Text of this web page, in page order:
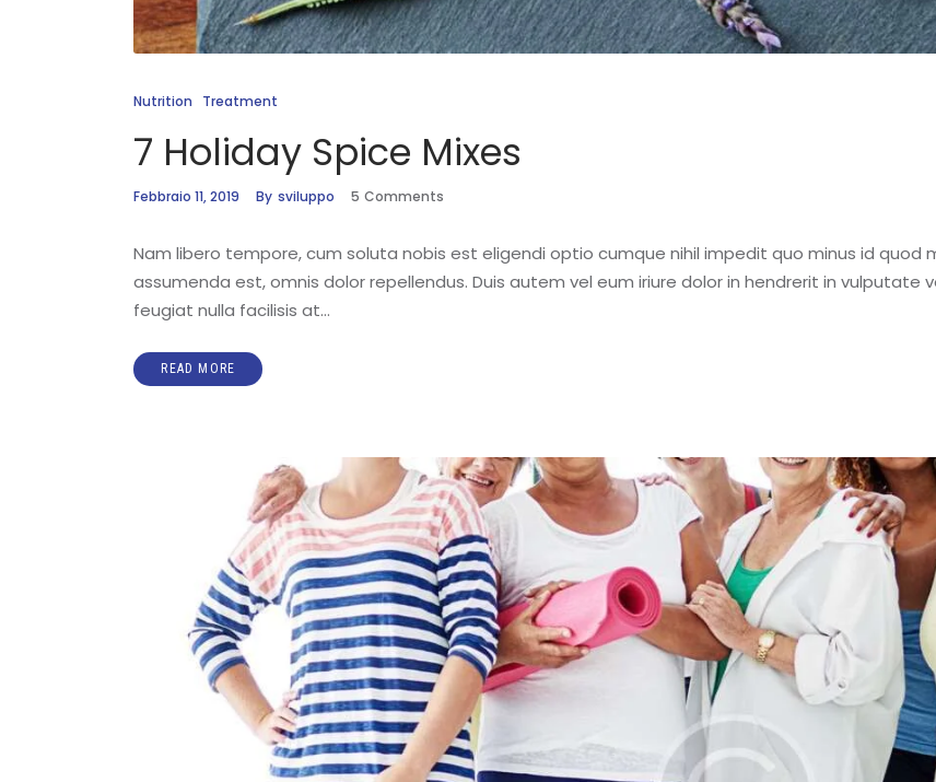
Nutrition Treatment
7 Holiday Spice Mixes
Febbraio 11, 2019 By sviluppo 5 Comments
Nam libero tempore, cum soluta nobis est eligendi optio cumque nihil impedit quo minus id
assumenda est, omnis dolor repellendus. Duis autem vel eum iriure dolor in hendrerit in
feugiat nulla facilisis at…
READ MORE